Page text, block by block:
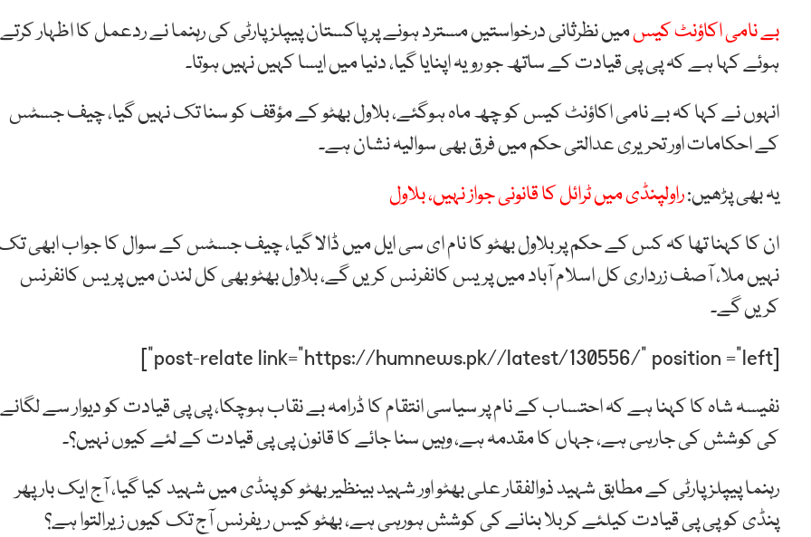
بے نامی اکاؤنٹ کیسمیں نظرثانی درخواستیں مسترد ہونے پر پاکستان پیپلزپارٹی کی رہنما نے ردعمل کا اظہار کرتے
ہوئے کہا ہے کہ پی پی قیادت کے ساتھ جو رویہ اپنایا گیا، دنیا میں ایسا کہیں نہیں ہوتا۔
انہوں نے کہا کہ بے نامی اکاؤنٹ کیس کو چھ ماہ ہوگئے، بلاول بھٹو کے مؤقف کو سنا تک نہیں گیا، چیف جسٹس
کے احکامات اور تحریری عدالتی حکم میں فرق بھی سوالیہ نشان ہے۔
یہ بھی پڑھیں:راولپنڈی میں ٹرائل کا قانونی جواز نہیں، بلاول
ان کا کہنا تھا کہ کس کے حکم پر بلاول بھٹو کا نام ای سی ایل میں ڈالا گیا، چیف جسٹس کے سوال کا جواب ابھی
نہیں ملا، آصف زرداری کل اسلام آباد میں پریس کانفرنس کریں گے، بلاول بھٹو بھی کل لندن میں پریس کانفرنس
کریں گے۔
[post-relate link=”https://humnews.pk//latest/130556/” position =”left”]
نفیسہ شاہ کا کہنا ہے کہ احتساب کے نام پر سیاسی انتقام کا ڈرامہ بے نقاب ہوچکا، پی پی قیادت کو دیوار سے لگانے
کی کوشش کی جارہی ہے، جہاں کا مقدمہ ہے، وہیں سنا جائے کا قانون پی پی قیادت کے لئے کیوں نہیں؟۔
رہنما پیپلز پارٹی کے مطابق شہید ذوالفقار علی بھٹو اور شہید بینظیر بھٹو کو پنڈی میں شہید کیا گیا، آج ایک بار پھر
پنڈی کو پی پی قیادت کیلئے کربلا بنانے کی کوشش ہورہی ہے، بھٹو کیس ریفرنس آج تک کیوں زیرالتوا ہے؟